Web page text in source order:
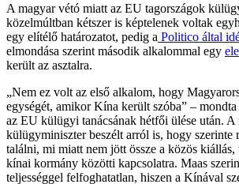
A magyar vétó miatt az EU tagországok
közelmúltban kétszer is képtelenek voltak
egy elítélő határozatot, pedig a Politico által
elmondása szerint második alkalommal egy
került az asztalra.
„Nem ez volt az első alkalom, hogy
egységét, amikor Kína került szóba” –
az EU külügyi tanácsának hétfői ülése után. A
külügyminiszter beszélt arról is, hogy szerinte
találni, mi miatt nem jött össze a közös kiállás,
kínai kormány közötti kapcsolatra. Maas
teljességgel felfoghatatlan, hiszen a Kínával